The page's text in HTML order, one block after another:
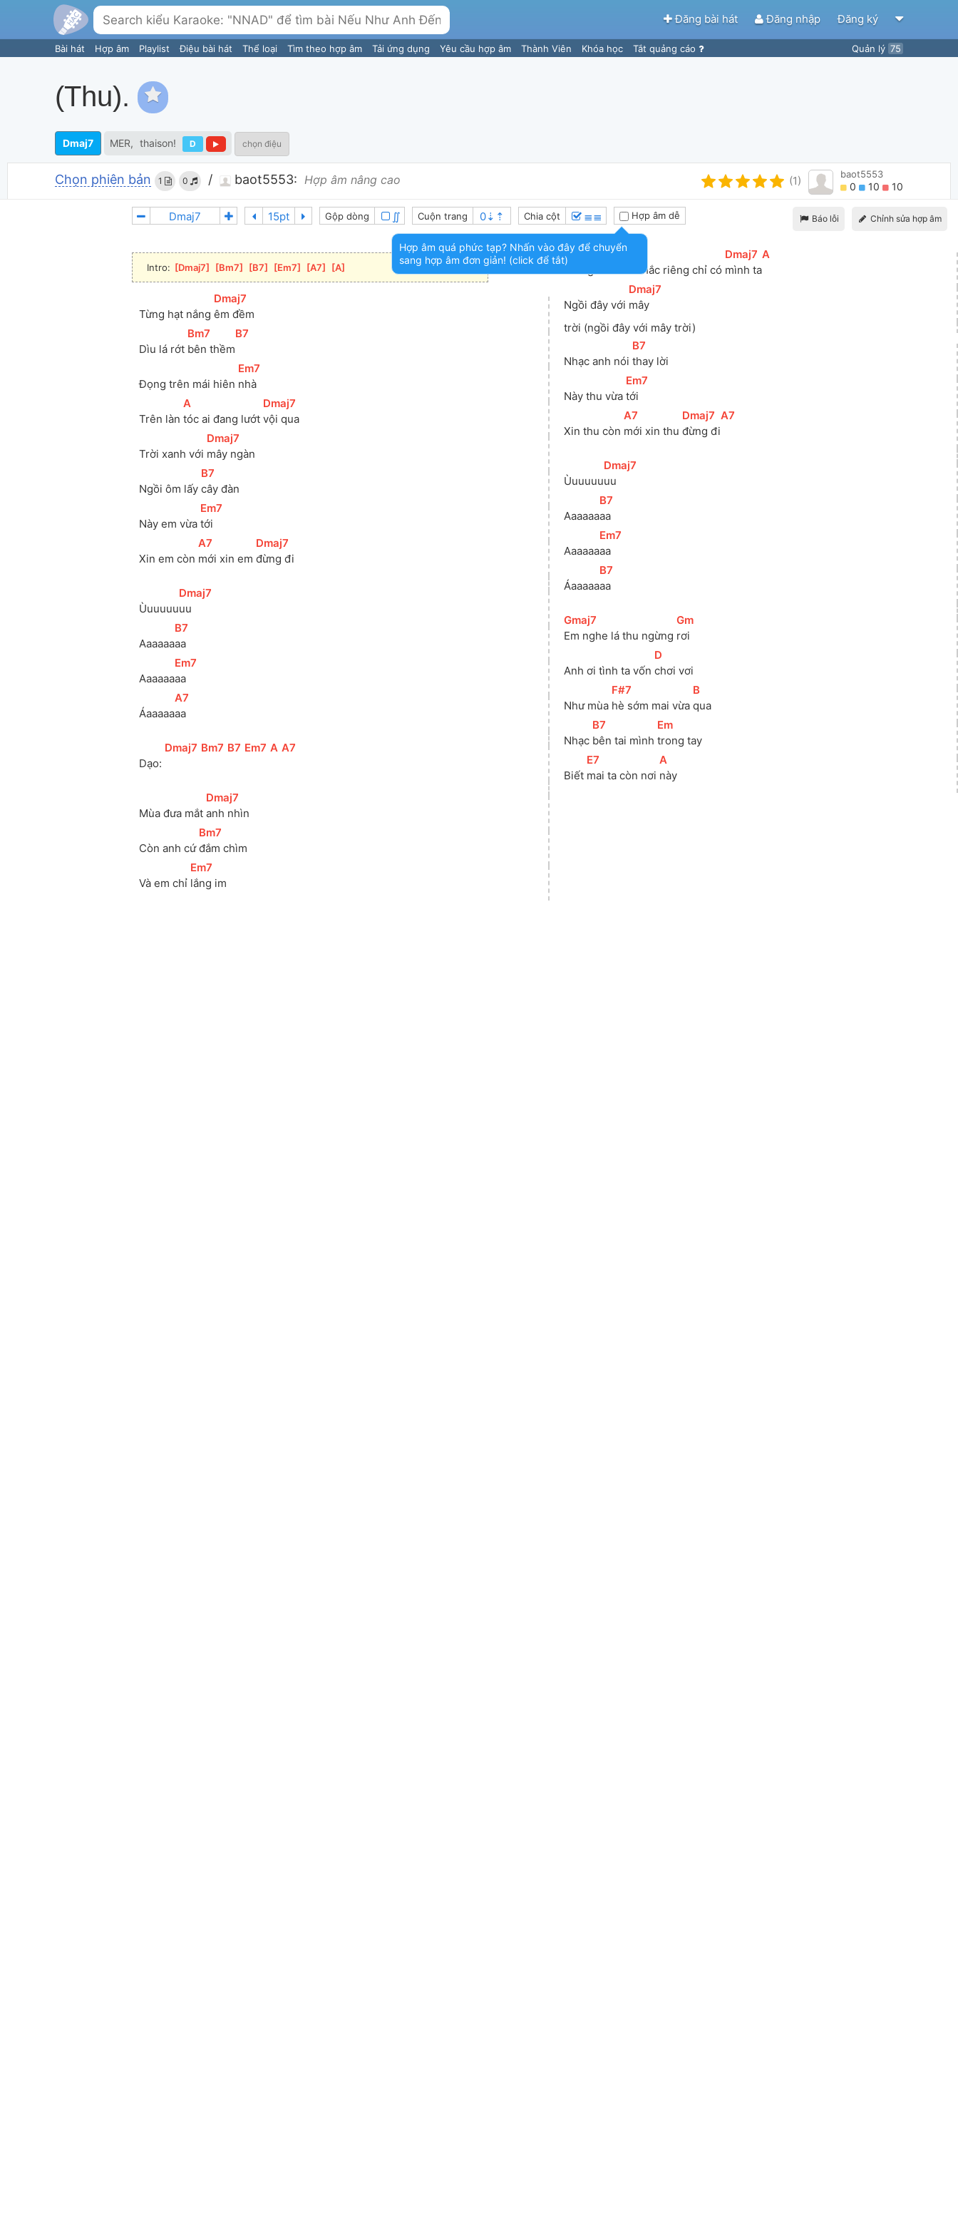
Đăng bài hát Đăng nhập Đăng ký
Bài hát Hợp âm Playlist Điệu bài hát Thể loại Tìm theo hợp âm Tải ứng dụng Yêu cầu hợp âm Thành Viên Khóa học Tắt quảng cáo Quản lý 75
(thu).
Dmaj7 MER thaison! D chọn điệu
Chọn phiên bản 1 0 / baot5553: Hợp âm nâng cao (1)
baot5553
0 10 10
Báo lỗi Chỉnh sửa hợp âm
Gộp dòng ∬ Cuộn trang Chia cột ≣≣ Hợp âm dễ
Intro: [Dmaj7 [Bm7 [B7 [Em7 [A7 [A
Từng hạt nắng
[Dmaj7
êm đềm
Dìu lá rớt
[Bm7
bên thềm
[B7
Đọng trên mái hiên
[Em7
nhà
Trên làn
[
A
tóc ai đang lướt
[Dmaj7
vội qua
Trời xanh với
[Dmaj7
mây ngàn
Ngồi ôm lấy
[B7
cây đàn
Này em vừa
[Em7
tới
Xin em còn
[
A7
mới xin em
[Dmaj7
đừng đi
Ùuuuuu
[Dmaj7
uu
Aaaaaa
[B7
aa
Aaaaaa
[Em7
aa
Áaaaaa
[
A7
aa
Dạo:
[Dmaj7 ][Bm7 ][B7 ][Em7 ]
[
A ]
[
A7
Mùa đưa mắt
[Dmaj7
anh nhìn
Còn anh cứ
[Bm7
đắm chìm
Và em chỉ
[Em7
lắng im
khắc riêng chỉ có
[Dmaj7 ]
mình ta
[
A
Ngồi đây với
[Dmaj7
mây
trời (ngồi đây với mây trời)
Nhạc anh nói
[B7
thay lời
Này thu vừa
[Em7
tới
Xin thu còn
[
A7
mới xin thu
[Dmaj7 ]
đừng đi
[
A7
Ùuuuuu
[Dmaj7
uu
Aaaaaa
[B7
aa
Aaaaaa
[Em7
aa
Áaaaaa
[B7
aa
[
Gmaj7
Em nghe lá thu ngừng
[
Gm
rơi
Anh ơi tình ta vốn
[D
chơi vơi
Như mùa
[F#7
hè sớm mai vừa
[B
qua
Nhạc
[B7
bên tai mình
[Em
trong tay
Biết
[E7
mai ta còn nơi
[
A
này
Hợp âm quá phức tạp? Nhấn vào đây để chuyển
sang hợp âm đơn giản! (click để tắt)